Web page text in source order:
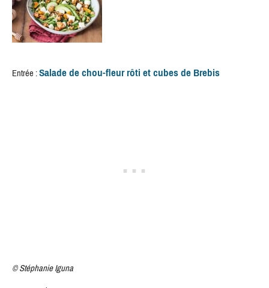
Entrée :Salade de chou-fleur rôti et cubes de Brebis
©Stéphanie Iguna